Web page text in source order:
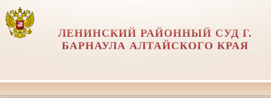
ЛЕНИНСКИЙ РАЙОННЫЙ СУД Г.
БАРНАУЛА АЛТАЙСКОГО КРАЯ